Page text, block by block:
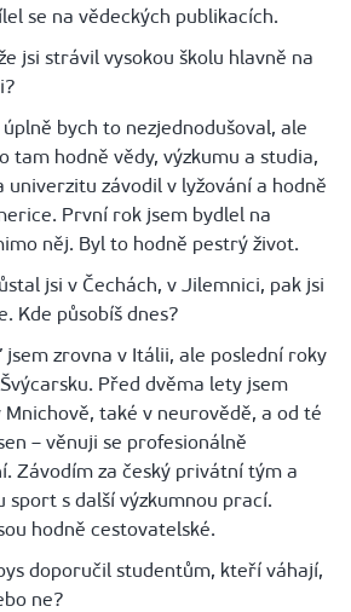
se na vědeckých publikacích.
jsi strávil vysokou školu hlavně na
úplně bych to nezjednodušoval, ale
tam hodně vědy, výzkumu a studia,
univerzitu závodil v lyžování a hodně
První rok jsem bydlel na
něj. Byl to hodně pestrý život.
jsi v Čechách, v Jilemnici, pak jsi
Kde působíš dnes?
jsem zrovna v Itálii, ale poslední roky
Před dvěma lety jsem
také v neurovědě, a od té
– věnuji se profesionálně
Závodím za český privátní tým a
sport s další výzkumnou prací.
hodně cestovatelské.
doporučil studentům, kteří váhají,
ne?